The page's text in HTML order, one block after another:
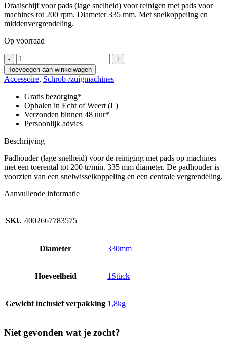
Draaischijf voor pads (lage snelheid) voor reinigen met pads voor
machines tot 200 rpm. Diameter 335 mm. Met snelkoppeling en
middenvergrendeling.
Op voorraad
-
Padtreibteller,
330
mm
aantal
+
Toevoegen aan winkelwagen
Accessoire, Schrob-/zuigmachines
Gratis bezorging*
Ophalen in Echt of Weert (L)
Verzonden binnen 48 uur*
Persoonlijk advies
Beschrijving
Padhouder (lage snelheid) voor de reiniging met pads op machines
met een toerental tot 200 tr/min. 335 mm diameter. De padhouder is
voorzien van een snelwisselkoppeling en een centrale vergrendeling.
Aanvullende informatie
SKU 4002667783575
Diameter 330mm
Hoeveelheid 1Stück
Gewicht inclusief verpakking 1,8kg
Niet gevonden wat je zocht?